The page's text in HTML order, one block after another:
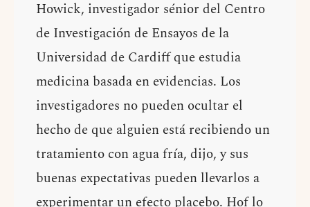
Howick, investigador sénior del Centro
de Investigación de Ensayos de la
Universidad de Cardiff que estudia
medicina basada en evidencias. Los
investigadores no pueden ocultar el
hecho de que alguien está recibiendo un
tratamiento con agua fría, dijo, y sus
buenas expectativas pueden llevarlos a
experimentar un efecto placebo. Hof lo